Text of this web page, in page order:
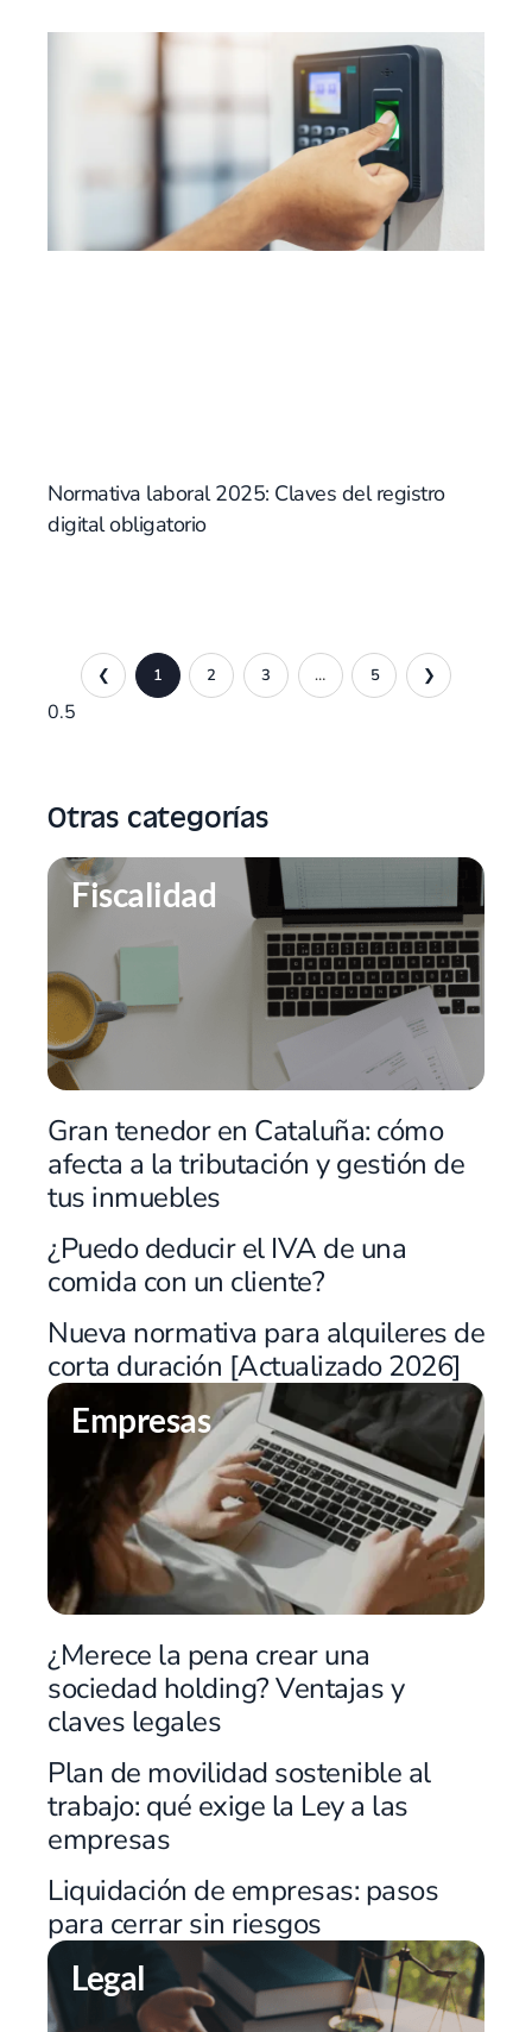
Normativa laboral 2025: Claves del registro
digital obligatorio
❮ 1 2 3 … 5 ❯
Otras categorías
Fiscalidad
Gran tenedor en Cataluña: cómo
afecta a la tributación y gestión de
tus inmuebles
¿Puedo deducir el IVA de una
comida con un cliente?
Nueva normativa para alquileres de
corta duración [Actualizado 2026]
Empresas
¿Merece la pena crear una
sociedad holding? Ventajas y
claves legales
Plan de movilidad sostenible al
trabajo: qué exige la Ley a las
empresas
Liquidación de empresas: pasos
para cerrar sin riesgos
Legal